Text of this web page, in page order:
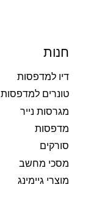
חנות
דיו למדפסות
טונרים למדפסות
מגרסות נייר
מדפסות
סורקים
מסכי מחשב
מוצרי גיימינג